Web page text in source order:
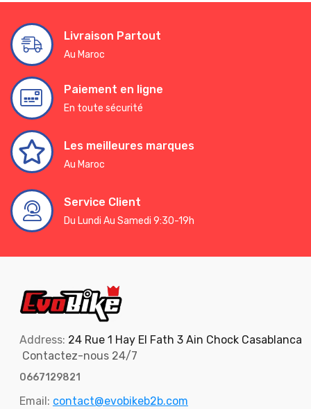
Livraison Partout
Au Maroc
Paiement en ligne
En toute sécurité
Les meilleures marques
Au Maroc
Service Client
Du Lundi Au Samedi 9:30-19h
Address: 24 Rue 1 Hay El Fath 3 Ain Chock Casablanca
Contactez-nous 24/7
0667129821
Email: contact@evobikeb2b.com